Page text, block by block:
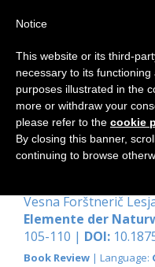
Lilly Kolisko –
Vesna Forštnerič
Elemente der
105-110 | DOI:
Book Review | Language:
Notice
This website or its third-
necessary to its
purposes illustrated in the
more or withdraw your
please refer to the cookie
By closing this banner,
continuing to browse